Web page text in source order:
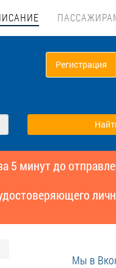
Регистрация
5 минут до
Мы в